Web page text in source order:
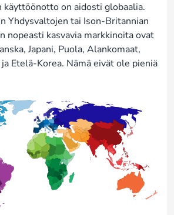
käyttöönotto on aidosti globaalia.
Yhdysvaltojen tai Ison-Britannian
nopeasti kasvavia markkinoita ovat
Japani, Puola, Alankomaat,
Etelä-Korea. Nämä eivät ole pieniä